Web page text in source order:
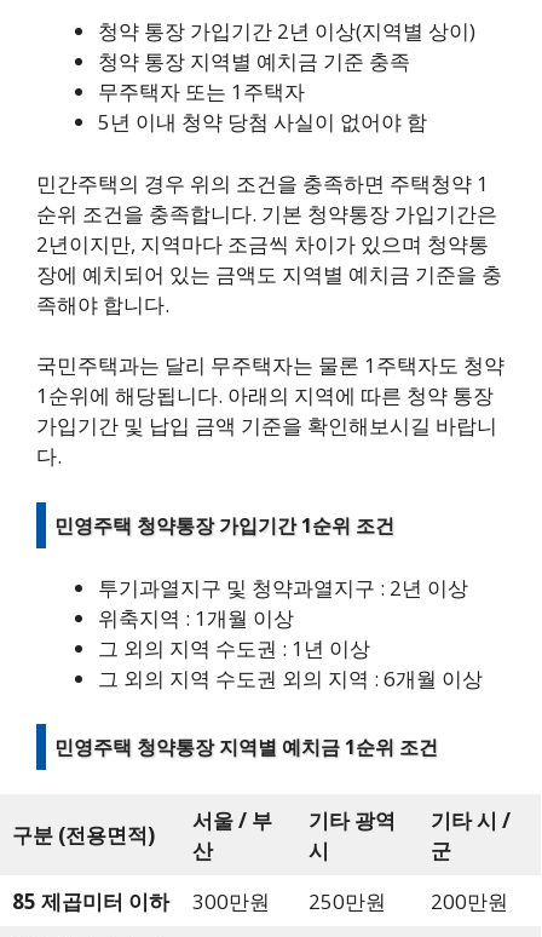
청약 통장 가입기간 2년 이상(지역별 상이)
청약 통장 지역별 예치금 기준 충족
무주택자 또는 1주택자
5년 이내 청약 당첨 사실이 없어야 함
민간주택의 경우 위의 조건을 충족하면 주택청약 1
순위 조건을 충족합니다. 기본 청약통장 가입기간은
2년이지만, 지역마다 조금씩 차이가 있으며 청약통
장에 예치되어 있는 금액도 지역별 예치금 기준을 충
족해야 합니다.
국민주택과는 달리 무주택자는 물론 1주택자도 청약
1순위에 해당됩니다. 아래의 지역에 따른 청약 통장
가입기간 및 납입 금액 기준을 확인해보시길 바랍니
다.
민영주택 청약통장 가입기간 1순위 조건
투기과열지구 및 청약과열지구 : 2년 이상
위축지역 : 1개월 이상
그 외의 지역 수도권 : 1년 이상
그 외의 지역 수도권 외의 지역 : 6개월 이상
민영주택 청약통장 지역별 예치금 1순위 조건
구분 (전용면적)
서울 / 부
산
기타 광역
시
기타 시 /
군
85 제곱미터 이하
300만원 250만원
200만원